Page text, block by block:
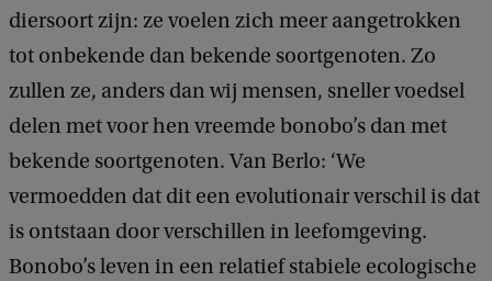
diersoort zijn: ze voelen zich meer aangetrokken
tot onbekende dan bekende soortgenoten. Zo
zullen ze, anders dan wij mensen, sneller voedsel
delen met voor hen vreemde bonobo’s dan met
bekende soortgenoten. Van Berlo: ‘We
vermoedden dat dit een evolutionair verschil is dat
is ontstaan door verschillen in leefomgeving.
Bonobo’s leven in een relatief stabiele ecologische